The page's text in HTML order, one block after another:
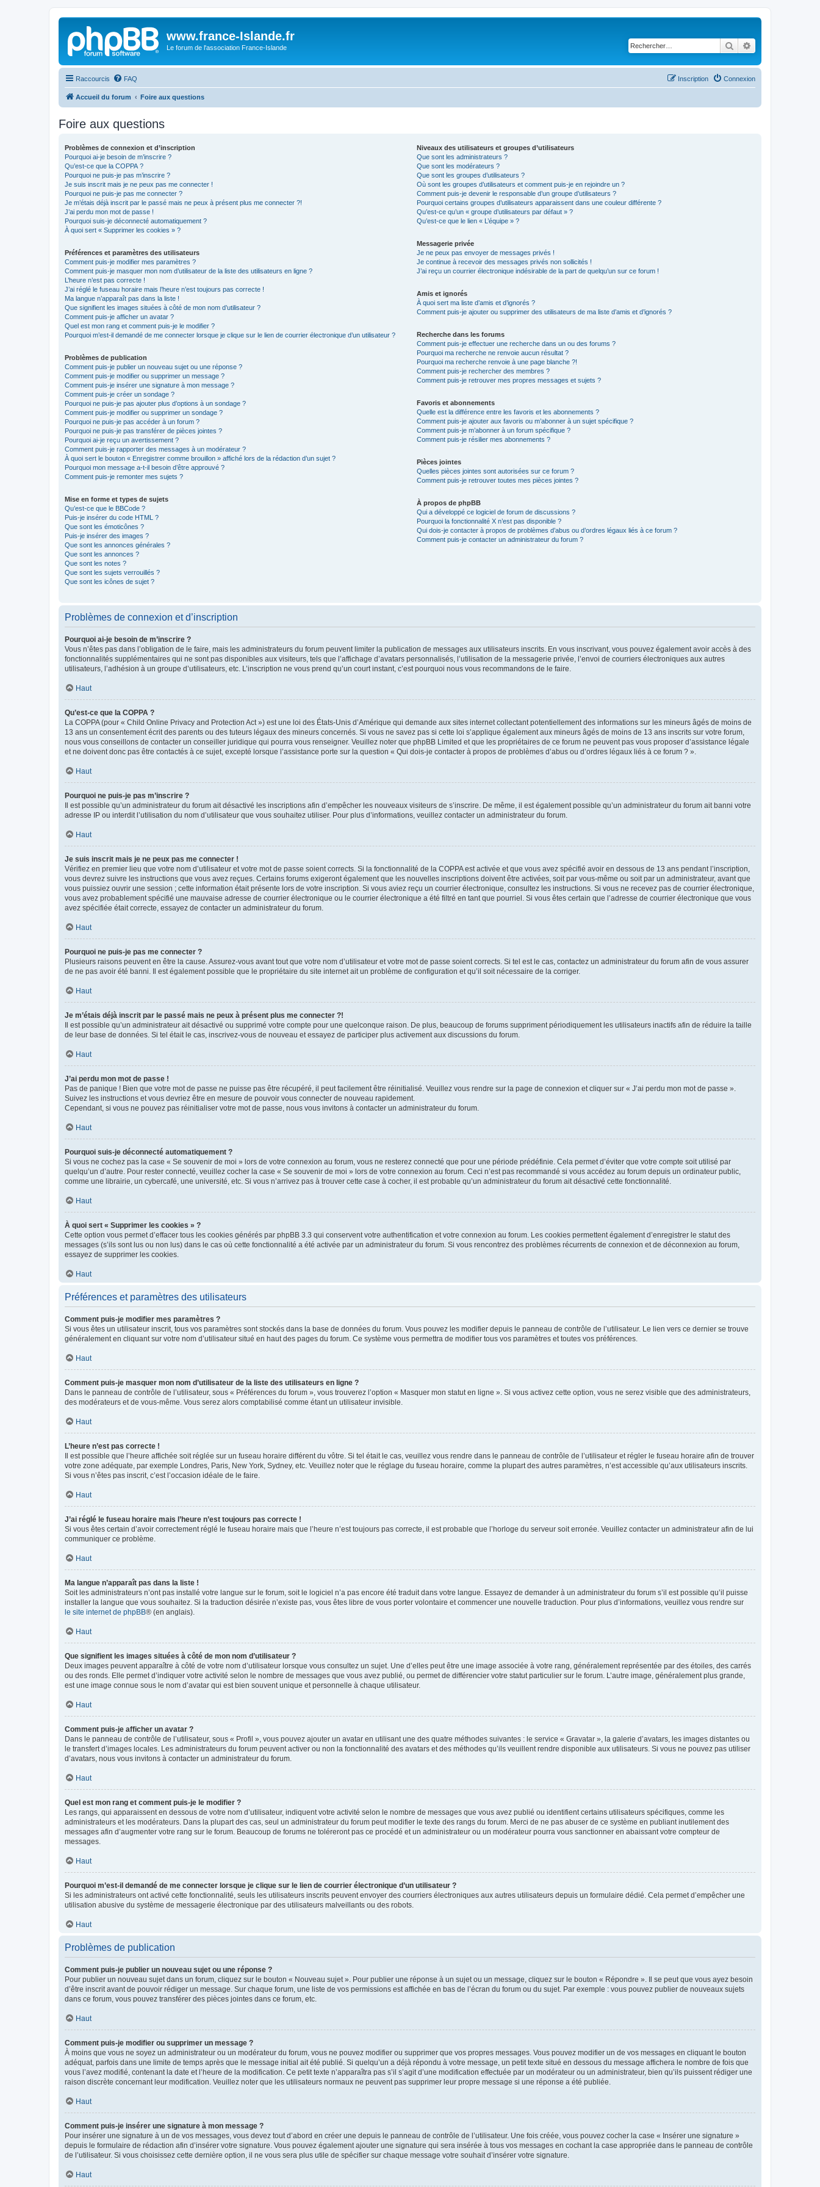
www.france-Islande.fr
Le forum de l'association France-Islande Rechercher
Raccourcis FAQ Connexion
Inscription
Accueil du forum Foire aux questions
Foire aux questions
Problèmes de connexion et d’inscription
Pourquoi ai-je besoin de m’inscrire ?
Qu’est-ce que la COPPA ?
Pourquoi ne puis-je pas m’inscrire ?
Je suis inscrit mais je ne peux pas me connecter !
Pourquoi ne puis-je pas me connecter ?
Je m’étais déjà inscrit par le passé mais ne peux à présent plus me connecter ?!
J’ai perdu mon mot de passe !
Pourquoi suis-je déconnecté automatiquement ?
À quoi sert « Supprimer les cookies » ?
Préférences et paramètres des utilisateurs
Comment puis-je modifier mes paramètres ?
Comment puis-je masquer mon nom d’utilisateur de la liste des utilisateurs en ligne ?
L’heure n’est pas correcte !
J’ai réglé le fuseau horaire mais l’heure n’est toujours pas correcte !
Ma langue n’apparaît pas dans la liste !
Que signifient les images situées à côté de mon nom d’utilisateur ?
Comment puis-je afficher un avatar ?
Quel est mon rang et comment puis-je le modifier ?
Pourquoi m’est-il demandé de me connecter lorsque je clique sur le lien de courrier électronique d’un utilisateur ?
Problèmes de publication
Comment puis-je publier un nouveau sujet ou une réponse ?
Comment puis-je modifier ou supprimer un message ?
Comment puis-je insérer une signature à mon message ?
Comment puis-je créer un sondage ?
Pourquoi ne puis-je pas ajouter plus d’options à un sondage ?
Comment puis-je modifier ou supprimer un sondage ?
Pourquoi ne puis-je pas accéder à un forum ?
Pourquoi ne puis-je pas transférer de pièces jointes ?
Pourquoi ai-je reçu un avertissement ?
Comment puis-je rapporter des messages à un modérateur ?
À quoi sert le bouton « Enregistrer comme brouillon » affiché lors de la rédaction d’un sujet ?
Pourquoi mon message a-t-il besoin d’être approuvé ?
Comment puis-je remonter mes sujets ?
Mise en forme et types de sujets
Qu’est-ce que le BBCode ?
Puis-je insérer du code HTML ?
Que sont les émoticônes ?
Puis-je insérer des images ?
Que sont les annonces générales ?
Que sont les annonces ?
Que sont les notes ?
Que sont les sujets verrouillés ?
Que sont les icônes de sujet ?
Niveaux des utilisateurs et groupes d’utilisateurs
Que sont les administrateurs ?
Que sont les modérateurs ?
Que sont les groupes d’utilisateurs ?
Où sont les groupes d’utilisateurs et comment puis-je en rejoindre un ?
Comment puis-je devenir le responsable d’un groupe d’utilisateurs ?
Pourquoi certains groupes d’utilisateurs apparaissent dans une couleur différente ?
Qu’est-ce qu’un « groupe d’utilisateurs par défaut » ?
Qu’est-ce que le lien « L’équipe » ?
Messagerie privée
Je ne peux pas envoyer de messages privés !
Je continue à recevoir des messages privés non sollicités !
J’ai reçu un courrier électronique indésirable de la part de quelqu’un sur ce forum !
Amis et ignorés
À quoi sert ma liste d’amis et d’ignorés ?
Comment puis-je ajouter ou supprimer des utilisateurs de ma liste d’amis et d’ignorés ?
Recherche dans les forums
Comment puis-je effectuer une recherche dans un ou des forums ?
Pourquoi ma recherche ne renvoie aucun résultat ?
Pourquoi ma recherche renvoie à une page blanche ?!
Comment puis-je rechercher des membres ?
Comment puis-je retrouver mes propres messages et sujets ?
Favoris et abonnements
Quelle est la différence entre les favoris et les abonnements ?
Comment puis-je ajouter aux favoris ou m’abonner à un sujet spécifique ?
Comment puis-je m’abonner à un forum spécifique ?
Comment puis-je résilier mes abonnements ?
Pièces jointes
Quelles pièces jointes sont autorisées sur ce forum ?
Comment puis-je retrouver toutes mes pièces jointes ?
À propos de phpBB
Qui a développé ce logiciel de forum de discussions ?
Pourquoi la fonctionnalité X n’est pas disponible ?
Qui dois-je contacter à propos de problèmes d’abus ou d’ordres légaux liés à ce forum ?
Comment puis-je contacter un administrateur du forum ?
Problèmes de connexion et d’inscription
Pourquoi ai-je besoin de m’inscrire ?
Vous n’êtes pas dans l’obligation de le faire, mais les administrateurs du forum peuvent limiter la publication de messages aux utilisateurs inscrits. En vous inscrivant, vous pouvez également avoir accès à des
fonctionnalités supplémentaires qui ne sont pas disponibles aux visiteurs, tels que l’affichage d’avatars personnalisés, l’utilisation de la messagerie privée, l’envoi de courriers électroniques aux autres
utilisateurs, l’adhésion à un groupe d’utilisateurs, etc. L’inscription ne vous prend qu’un court instant, c’est pourquoi nous vous recommandons de le faire.
Haut
Qu’est-ce que la COPPA ?
La COPPA (pour « Child Online Privacy and Protection Act ») est une loi des États-Unis d’Amérique qui demande aux sites internet collectant potentiellement des informations sur les mineurs âgés de moins de
13 ans un consentement écrit des parents ou des tuteurs légaux des mineurs concernés. Si vous ne savez pas si cette loi s’applique également aux mineurs âgés de moins de 13 ans inscrits sur votre forum,
nous vous conseillons de contacter un conseiller juridique qui pourra vous renseigner. Veuillez noter que phpBB Limited et que les propriétaires de ce forum ne peuvent pas vous proposer d’assistance légale
et ne doivent donc pas être contactés à ce sujet, excepté lorsque l’assistance porte sur la question « Qui dois-je contacter à propos de problèmes d’abus ou d’ordres légaux liés à ce forum ? ».
Haut
Pourquoi ne puis-je pas m’inscrire ?
Il est possible qu’un administrateur du forum ait désactivé les inscriptions afin d’empêcher les nouveaux visiteurs de s’inscrire. De même, il est également possible qu’un administrateur du forum ait banni votre
adresse IP ou interdit l’utilisation du nom d’utilisateur que vous souhaitez utiliser. Pour plus d’informations, veuillez contacter un administrateur du forum.
Haut
Je suis inscrit mais je ne peux pas me connecter !
Vérifiez en premier lieu que votre nom d’utilisateur et votre mot de passe soient corrects. Si la fonctionnalité de la COPPA est activée et que vous avez spécifié avoir en dessous de 13 ans pendant l’inscription,
vous devrez suivre les instructions que vous avez reçues. Certains forums exigeront également que les nouvelles inscriptions doivent être activées, soit par vous-même ou soit par un administrateur, avant que
vous puissiez ouvrir une session ; cette information était présente lors de votre inscription. Si vous aviez reçu un courrier électronique, consultez les instructions. Si vous ne recevez pas de courrier électronique,
vous avez probablement spécifié une mauvaise adresse de courrier électronique ou le courrier électronique a été filtré en tant que pourriel. Si vous êtes certain que l’adresse de courrier électronique que vous
avez spécifiée était correcte, essayez de contacter un administrateur du forum.
Haut
Pourquoi ne puis-je pas me connecter ?
Plusieurs raisons peuvent en être la cause. Assurez-vous avant tout que votre nom d’utilisateur et votre mot de passe soient corrects. Si tel est le cas, contactez un administrateur du forum afin de vous assurer
de ne pas avoir été banni. Il est également possible que le propriétaire du site internet ait un problème de configuration et qu’il soit nécessaire de la corriger.
Haut
Je m’étais déjà inscrit par le passé mais ne peux à présent plus me connecter ?!
Il est possible qu’un administrateur ait désactivé ou supprimé votre compte pour une quelconque raison. De plus, beaucoup de forums suppriment périodiquement les utilisateurs inactifs afin de réduire la taille
de leur base de données. Si tel était le cas, inscrivez-vous de nouveau et essayez de participer plus activement aux discussions du forum.
Haut
J’ai perdu mon mot de passe !
Pas de panique ! Bien que votre mot de passe ne puisse pas être récupéré, il peut facilement être réinitialisé. Veuillez vous rendre sur la page de connexion et cliquer sur « J’ai perdu mon mot de passe ».
Suivez les instructions et vous devriez être en mesure de pouvoir vous connecter de nouveau rapidement.
Cependant, si vous ne pouvez pas réinitialiser votre mot de passe, nous vous invitons à contacter un administrateur du forum.
Haut
Pourquoi suis-je déconnecté automatiquement ?
Si vous ne cochez pas la case « Se souvenir de moi » lors de votre connexion au forum, vous ne resterez connecté que pour une période prédéfinie. Cela permet d’éviter que votre compte soit utilisé par
quelqu’un d’autre. Pour rester connecté, veuillez cocher la case « Se souvenir de moi » lors de votre connexion au forum. Ceci n’est pas recommandé si vous accédez au forum depuis un ordinateur public,
comme une librairie, un cybercafé, une université, etc. Si vous n’arrivez pas à trouver cette case à cocher, il est probable qu’un administrateur du forum ait désactivé cette fonctionnalité.
Haut
À quoi sert « Supprimer les cookies » ?
Cette option vous permet d’effacer tous les cookies générés par phpBB 3.3 qui conservent votre authentification et votre connexion au forum. Les cookies permettent également d’enregistrer le statut des
messages (s’ils sont lus ou non lus) dans le cas où cette fonctionnalité a été activée par un administrateur du forum. Si vous rencontrez des problèmes récurrents de connexion et de déconnexion au forum,
essayez de supprimer les cookies.
Haut
Préférences et paramètres des utilisateurs
Comment puis-je modifier mes paramètres ?
Si vous êtes un utilisateur inscrit, tous vos paramètres sont stockés dans la base de données du forum. Vous pouvez les modifier depuis le panneau de contrôle de l’utilisateur. Le lien vers ce dernier se trouve
généralement en cliquant sur votre nom d’utilisateur situé en haut des pages du forum. Ce système vous permettra de modifier tous vos paramètres et toutes vos préférences.
Haut
Comment puis-je masquer mon nom d’utilisateur de la liste des utilisateurs en ligne ?
Dans le panneau de contrôle de l’utilisateur, sous « Préférences du forum », vous trouverez l’option « Masquer mon statut en ligne ». Si vous activez cette option, vous ne serez visible que des administrateurs,
des modérateurs et de vous-même. Vous serez alors comptabilisé comme étant un utilisateur invisible.
Haut
L’heure n’est pas correcte !
Il est possible que l’heure affichée soit réglée sur un fuseau horaire différent du vôtre. Si tel était le cas, veuillez vous rendre dans le panneau de contrôle de l’utilisateur et régler le fuseau horaire afin de trouver
votre zone adéquate, par exemple Londres, Paris, New York, Sydney, etc. Veuillez noter que le réglage du fuseau horaire, comme la plupart des autres paramètres, n’est accessible qu’aux utilisateurs inscrits.
Si vous n’êtes pas inscrit, c’est l’occasion idéale de le faire.
Haut
J’ai réglé le fuseau horaire mais l’heure n’est toujours pas correcte !
Si vous êtes certain d’avoir correctement réglé le fuseau horaire mais que l’heure n’est toujours pas correcte, il est probable que l’horloge du serveur soit erronée. Veuillez contacter un administrateur afin de lui
communiquer ce problème.
Haut
Ma langue n’apparaît pas dans la liste !
Soit les administrateurs n’ont pas installé votre langue sur le forum, soit le logiciel n’a pas encore été traduit dans votre langue. Essayez de demander à un administrateur du forum s’il est possible qu’il puisse
installer la langue que vous souhaitez. Si la traduction désirée n’existe pas, vous êtes libre de vous porter volontaire et commencer une nouvelle traduction. Pour plus d’informations, veuillez vous rendre sur
le site internet de phpBB® (en anglais).
Haut
Que signifient les images situées à côté de mon nom d’utilisateur ?
Deux images peuvent apparaître à côté de votre nom d’utilisateur lorsque vous consultez un sujet. Une d’elles peut être une image associée à votre rang, généralement représentée par des étoiles, des carrés
ou des ronds. Elle permet d’indiquer votre activité selon le nombre de messages que vous avez publié, ou permet de différencier votre statut particulier sur le forum. L’autre image, généralement plus grande,
est une image connue sous le nom d’avatar qui est bien souvent unique et personnelle à chaque utilisateur.
Haut
Comment puis-je afficher un avatar ?
Dans le panneau de contrôle de l’utilisateur, sous « Profil », vous pouvez ajouter un avatar en utilisant une des quatre méthodes suivantes : le service « Gravatar », la galerie d’avatars, les images distantes ou
le transfert d’images locales. Les administrateurs du forum peuvent activer ou non la fonctionnalité des avatars et des méthodes qu’ils veuillent rendre disponible aux utilisateurs. Si vous ne pouvez pas utiliser
d’avatars, nous vous invitons à contacter un administrateur du forum.
Haut
Quel est mon rang et comment puis-je le modifier ?
Les rangs, qui apparaissent en dessous de votre nom d’utilisateur, indiquent votre activité selon le nombre de messages que vous avez publié ou identifient certains utilisateurs spécifiques, comme les
administrateurs et les modérateurs. Dans la plupart des cas, seul un administrateur du forum peut modifier le texte des rangs du forum. Merci de ne pas abuser de ce système en publiant inutilement des
messages afin d’augmenter votre rang sur le forum. Beaucoup de forums ne toléreront pas ce procédé et un administrateur ou un modérateur pourra vous sanctionner en abaissant votre compteur de
messages.
Haut
Pourquoi m’est-il demandé de me connecter lorsque je clique sur le lien de courrier électronique d’un utilisateur ?
Si les administrateurs ont activé cette fonctionnalité, seuls les utilisateurs inscrits peuvent envoyer des courriers électroniques aux autres utilisateurs depuis un formulaire dédié. Cela permet d’empêcher une
utilisation abusive du système de messagerie électronique par des utilisateurs malveillants ou des robots.
Haut
Problèmes de publication
Comment puis-je publier un nouveau sujet ou une réponse ?
Pour publier un nouveau sujet dans un forum, cliquez sur le bouton « Nouveau sujet ». Pour publier une réponse à un sujet ou un message, cliquez sur le bouton « Répondre ». Il se peut que vous ayez besoin
d’être inscrit avant de pouvoir rédiger un message. Sur chaque forum, une liste de vos permissions est affichée en bas de l’écran du forum ou du sujet. Par exemple : vous pouvez publier de nouveaux sujets
dans ce forum, vous pouvez transférer des pièces jointes dans ce forum, etc.
Haut
Comment puis-je modifier ou supprimer un message ?
À moins que vous ne soyez un administrateur ou un modérateur du forum, vous ne pouvez modifier ou supprimer que vos propres messages. Vous pouvez modifier un de vos messages en cliquant le bouton
adéquat, parfois dans une limite de temps après que le message initial ait été publié. Si quelqu’un a déjà répondu à votre message, un petit texte situé en dessous du message affichera le nombre de fois que
vous l’avez modifié, contenant la date et l’heure de la modification. Ce petit texte n’apparaîtra pas s’il s’agit d’une modification effectuée par un modérateur ou un administrateur, bien qu’ils puissent rédiger une
raison discrète concernant leur modification. Veuillez noter que les utilisateurs normaux ne peuvent pas supprimer leur propre message si une réponse a été publiée.
Haut
Comment puis-je insérer une signature à mon message ?
Pour insérer une signature à un de vos messages, vous devez tout d’abord en créer une depuis le panneau de contrôle de l’utilisateur. Une fois créée, vous pouvez cocher la case « Insérer une signature »
depuis le formulaire de rédaction afin d’insérer votre signature. Vous pouvez également ajouter une signature qui sera insérée à tous vos messages en cochant la case appropriée dans le panneau de contrôle
de l’utilisateur. Si vous choisissez cette dernière option, il ne vous sera plus utile de spécifier sur chaque message votre souhait d’insérer votre signature.
Haut